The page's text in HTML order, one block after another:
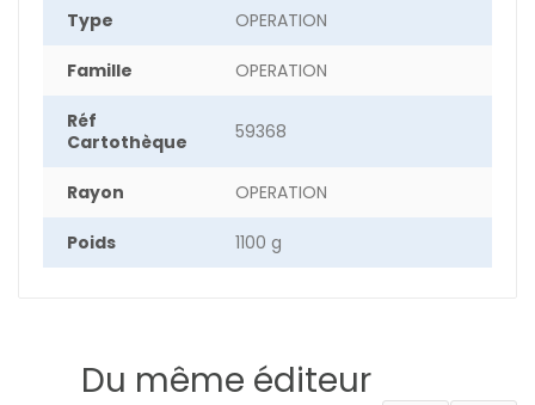
Type OPERATION
Famille OPERATION
Réf
Cartothèque
59368
Rayon OPERATION
Poids 1100 g
Du même éditeur